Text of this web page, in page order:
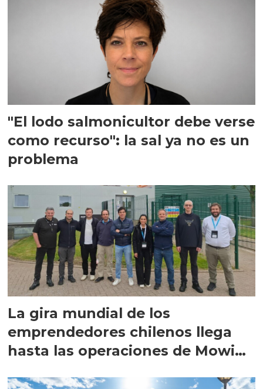
"El lodo salmonicultor debe verse
como recurso": la sal ya no es un
problema
La gira mundial de los
emprendedores chilenos llega
hasta las operaciones de Mowi